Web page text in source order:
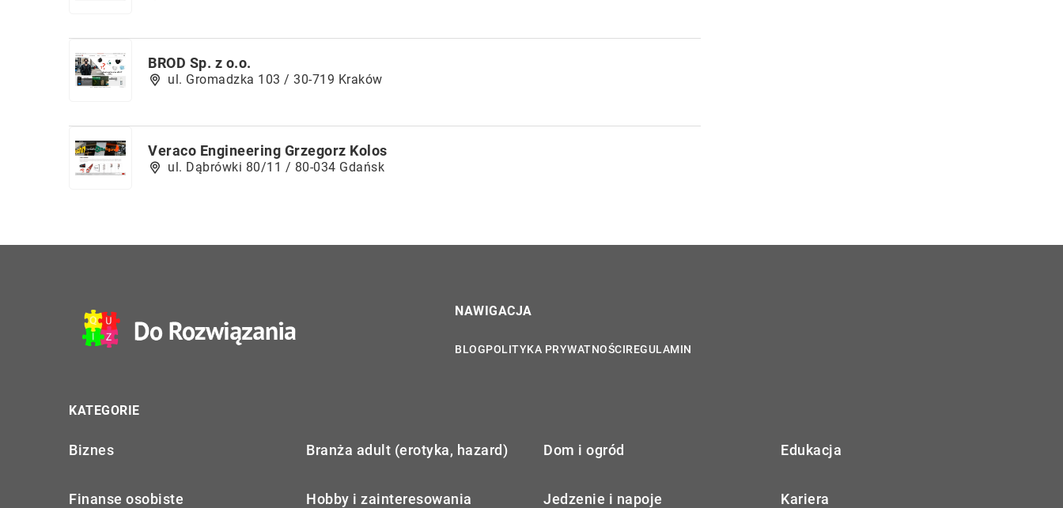
BROD Sp. z o.o.
ul. Gromadzka 103 / 30-719 Kraków
Veraco Engineering Grzegorz Kolos
ul. Dąbrówki 80/11 / 80-034 Gdańsk
NAWIGACJA
BLOGPOLITYKA PRYWATNOŚCIREGULAMIN
KATEGORIE
Biznes Branża adult (erotyka, hazard) Dom i ogród Edukacja
Finanse osobiste Hobby i zainteresowania Jedzenie i napoje Kariera